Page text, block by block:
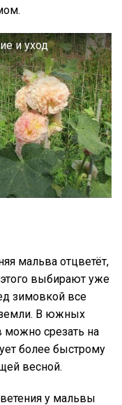
и уход
мальва отцветёт,
выбирают уже
зимовкой все
земли. В южных
можно срезать на
более быстрому
весной.
у мальвы